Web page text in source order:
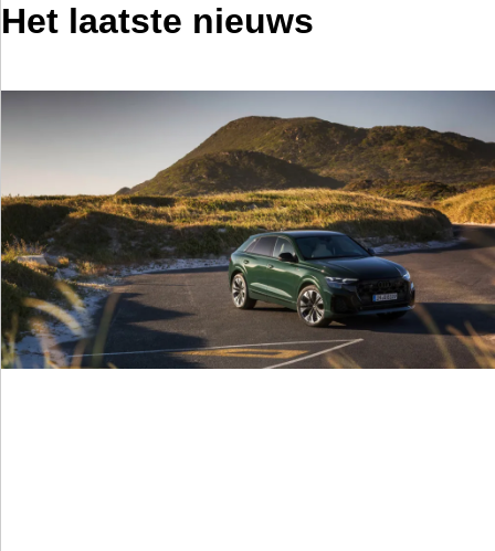
Het laatste nieuws